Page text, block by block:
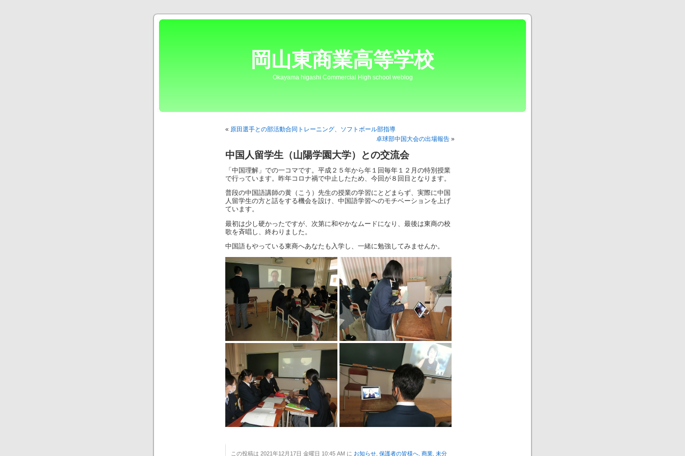
岡山東商業高等学校
Okayama higashi Commercial High school weblog
« 原田選手との部活動合同トレーニング、ソフトボール部指導
卓球部中国大会の出場報告 »
中国人留学生（山陽学園大学）との交流会
「中国理解」での一コマです。平成２５年から年１回毎年１２月の特別授業
で行っています。昨年コロナ禍で中止したため、今回が８回目となります。
普段の中国語講師の黄（こう）先生の授業の学習にとどまらず、実際に中国
人留学生の方と話をする機会を設け、中国語学習へのモチベーションを上げ
ています。
最初は少し硬かったですが、次第に和やかなムードになり、最後は東商の校
歌を斉唱し、終わりました。
中国語もやっている東商へあなたも入学し、一緒に勉強してみませんか。
この投稿は 2021年12月17日 金曜日 10:45 AM に お知らせ 保護者の皆様へ 商業 未分